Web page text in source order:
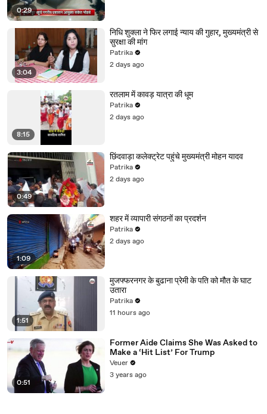
0:29
3:04
निधि शुक्ला ने फिर लगाई न्याय की गुहार, मुख्यमंत्री से
सुरक्षा की मांग
Patrika
2 days ago
8:15
रतलाम में कावड़ यात्रा की धूम
Patrika
2 days ago
0:49
छिंदवाड़ा कलेक्ट्रेट पहुंचे मुख्यमंत्री मोहन यादव
Patrika
2 days ago
1:09
शहर में व्यापारी संगठनों का प्रदर्शन
Patrika
2 days ago
1:51
मुजफ्फरनगर के बुढाना प्रेमी के पति को मौत के घाट
उतारा
Patrika
11 hours ago
0:51
Former Aide Claims She Was Asked to
Make a ‘Hit List’ For Trump
Veuer
3 years ago